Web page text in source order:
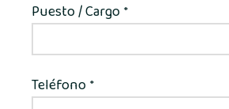
Puesto / Cargo *
Teléfono *